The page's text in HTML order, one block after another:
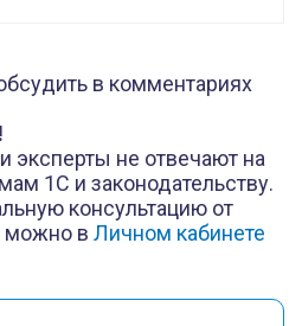
в комментариях
эксперты не отвечают на
1С и законодательству.
консультацию от
можно в Личном кабинете